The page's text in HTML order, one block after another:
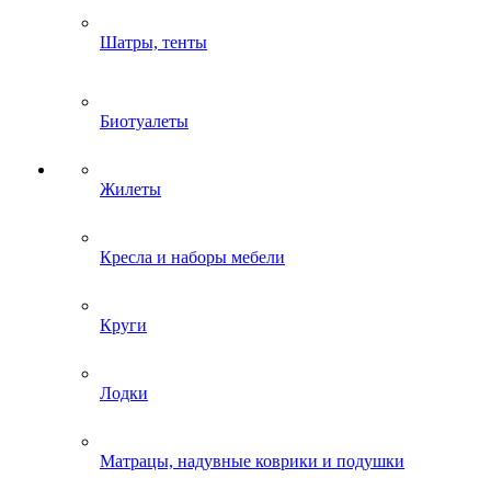
Шатры, тенты
Биотуалеты
Жилеты
Кресла и наборы мебели
Круги
Лодки
Матрацы, надувные коврики и подушки